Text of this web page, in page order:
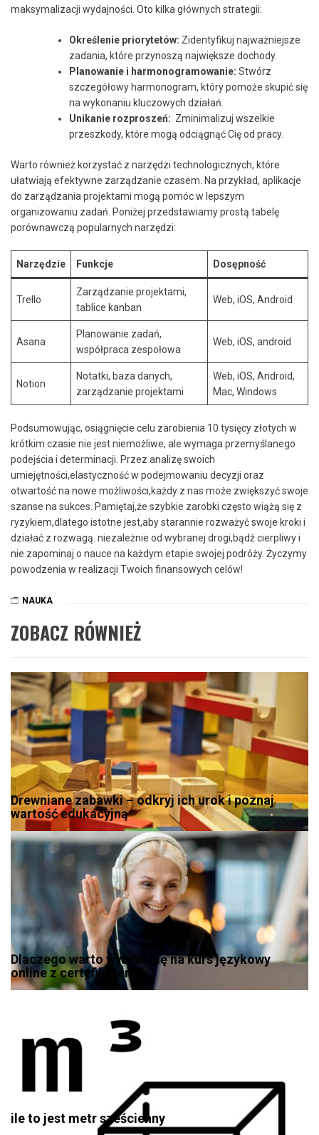
maksymalizacji⁤ wydajności. ⁣Oto kilka⁤ głównych⁤ strategii:
Określenie ⁤priorytetów: Zidentyfikuj najważniejsze
‌zadania,⁣ które przynoszą największe dochody.
Planowanie i harmonogramowanie: Stwórz
szczegółowy ‌harmonogram, który ​pomoże skupić się
na ​wykonaniu kluczowych ‌działań.
Unikanie rozproszeń: ‌ Zminimalizuj wszelkie‌
przeszkody, które mogą odciągnąć Cię od pracy.
Warto​ również korzystać z narzędzi technologicznych, które
ułatwiają efektywne ‍zarządzanie czasem. Na ​przykład, ‌aplikacje
do zarządzania projektami mogą pomóc w lepszym
organizowaniu zadań. Poniżej ⁣przedstawiamy​ prostą tabelę
‌porównawczą popularnych ⁢narzędzi:
Narzędzie Funkcje Dosępność
Trello
Zarządzanie projektami,
⁢tablice kanban
Web, iOS, Android
Asana
Planowanie zadań,
współpraca ⁤zespołowa
Web, iOS, android
Notion
Notatki,⁣ baza danych,
zarządzanie projektami
Web, iOS, Android,
Mac, Windows
Podsumowując, osiągnięcie celu ‌zarobienia⁣ 10 tysięcy złotych w
krótkim ⁢czasie nie jest niemożliwe, ale wymaga przemyślanego
podejścia i determinacji. Przez analizę swoich
umiejętności,elastyczność w podejmowaniu decyzji oraz
otwartość na nowe możliwości,każdy z nas może⁤ zwiększyć swoje
szanse na sukces. Pamiętaj,że szybkie zarobki często ⁣wiążą ‍się z
ryzykiem,dlatego ⁣istotne jest,aby starannie rozważyć⁢ swoje kroki‍ i
‍działać z rozwagą. niezależnie od wybranej drogi,bądź cierpliwy‌ i
nie zapominaj o nauce na każdym etapie swojej⁤ podróży. Życzymy
powodzenia w realizacji Twoich finansowych celów!
NAUKA
ZOBACZ RÓWNIEŻ
Drewniane zabawki – odkryj ich urok i poznaj
wartość edukacyjną
Dlaczego warto wybrać się na kurs językowy
online z certyfikatem?
ile to jest metr sześcienny